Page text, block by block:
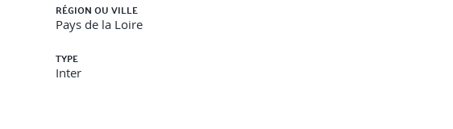
RÉGION OU VILLE
Pays de la Loire
TYPE
Inter